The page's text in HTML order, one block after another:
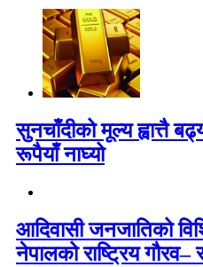
सुनचाँदीको मूल्य ह्वात्तै
रूपैयाँ नाघ्यो
आदिवासी जनजातिको
नेपालको राष्ट्रिय गौरव–